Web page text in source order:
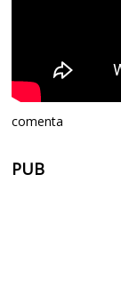
comenta
PUB